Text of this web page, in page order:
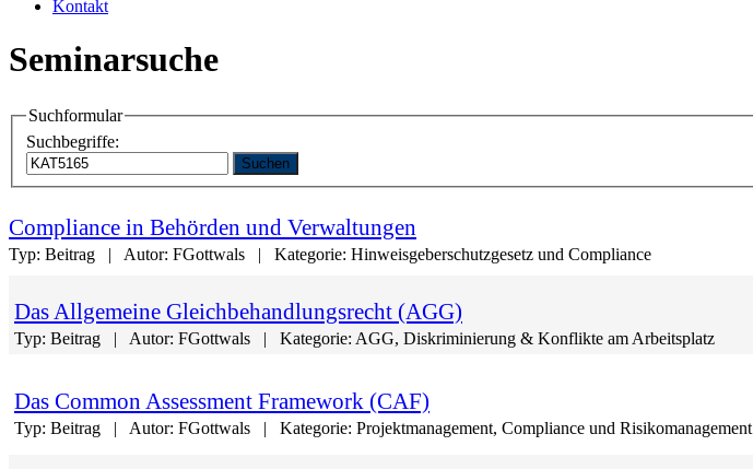
Kontakt
Seminarsuche
Suchformular
Suchbegriffe:
Suchen
Compliance in Behörden und Verwaltungen
Typ: Beitrag Autor: FGottwals Kategorie: Hinweisgeberschutzgesetz und Compliance
Das Allgemeine Gleichbehandlungsrecht (AGG)
Typ: Beitrag Autor: FGottwals Kategorie: AGG, Diskriminierung & Konflikte am Arbeitsplatz
Das Common Assessment Framework (CAF)
Typ: Beitrag Autor: FGottwals Kategorie: Projektmanagement, Compliance und Risikomanagement